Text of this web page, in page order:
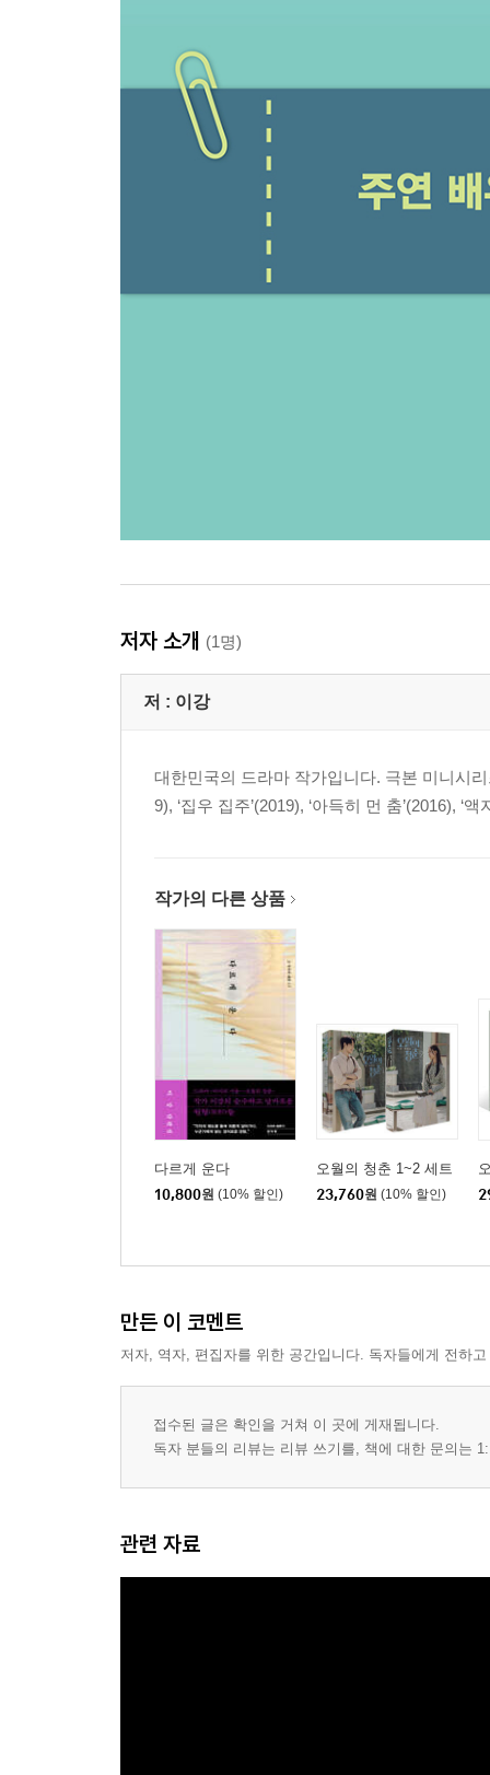
저자 소개 (1명)
저 : 이강
대한민국의 드라마 작가입니다. 극본 미니시
9), ‘집우 집주’(2019), ‘아득히 먼 춤’(2016), ‘
작가의 다른 상품
다르게 운다
10,800원 (10% 할인)
오월의 청춘 1~2 세트
23,760원 (10% 할인)
만든 이 코멘트
저자, 역자, 편집자를 위한 공간입니다. 독자들에게 전하
접수된 글은 확인을 거쳐 이 곳에 게재됩니다.
독자 분들의 리뷰는 리뷰 쓰기를, 책에 대한 문의는
관련 자료